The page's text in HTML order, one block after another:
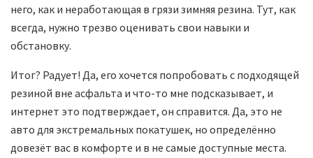
него, как и неработающая в грязи зимняя резина. Тут, как
всегда, нужно трезво оценивать свои навыки и
обстановку.
Итог? Радует! Да, его хочется попробовать с подходящей
резиной вне асфальта и что-то мне подсказывает, и
интернет это подтверждает, он справится. Да, это не
авто для экстремальных покатушек, но определённо
довезёт вас в комфорте и в не самые доступные места.